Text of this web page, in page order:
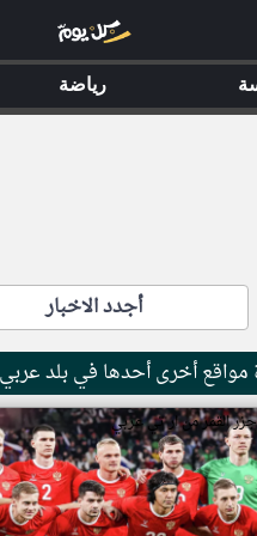
أجدد الاخبار
أخرى أحدها في بلد عربي
القمر من ار تي عربي
رياضة